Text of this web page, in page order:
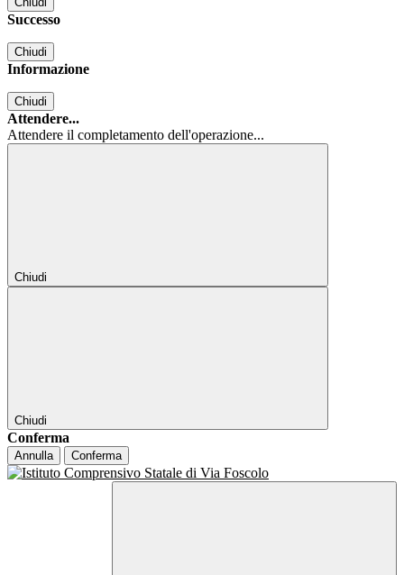
Successo
Chiudi
Informazione
Chiudi
Attendere...
Attendere il completamento dell'operazione...
Chiudi
Chiudi
Conferma
Annulla Conferma